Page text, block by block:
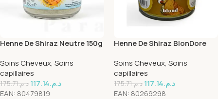
Henne De Shiraz Neutre 150g
Soins Cheveux, Soins
capillaires
د.م.175.71 د.م.117.14
EAN: 80479819
Henne De Shiraz BlonDore
Soins Cheveux, Soins
capillaires
د.م.175.71 د.م.117.14
EAN: 80269298